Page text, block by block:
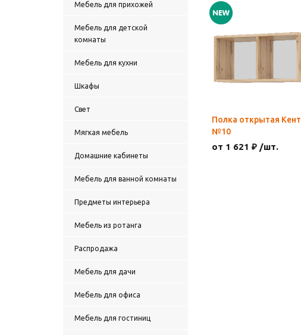
Мебель для прихожей
Мебель для детской
комнаты
Мебель для кухни
Шкафы
Свет
Мягкая мебель
Домашние кабинеты
Мебель для ванной комнаты
Предметы интерьера
Мебель из ротанга
Распродажа
Мебель для дачи
Мебель для офиса
Мебель для гостиниц
Полка открытая Кент
№10
от 1 621 ₽ /шт.